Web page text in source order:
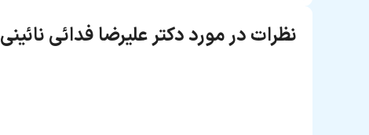
نظرات در مورد دکتر علیرضا فدائی نائینی